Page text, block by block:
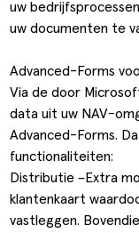
uw
uw documenten te
Advanced-Forms
Via de door
data uit uw NAV-
Advanced-Forms.
functionaliteiten:
Distributie –Extra
klantenkaart
vastleggen.